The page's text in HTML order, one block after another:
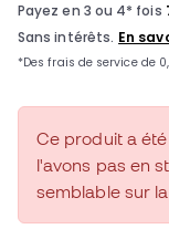
Ce produit a
l'avons pas en
semblable sur